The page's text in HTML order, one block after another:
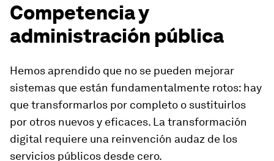
Competencia y
administración pública
Hemos aprendido que no se pueden mejorar
sistemas que están fundamentalmente rotos: hay
que transformarlos por completo o sustituirlos
por otros nuevos y eficaces. La transformación
digital requiere una reinvención audaz de los
servicios públicos desde cero.